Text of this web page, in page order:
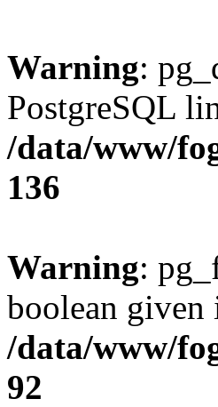
Warning:
PostgreSQL
/data/www/
136
Warning:
boolean given
/data/www/
92